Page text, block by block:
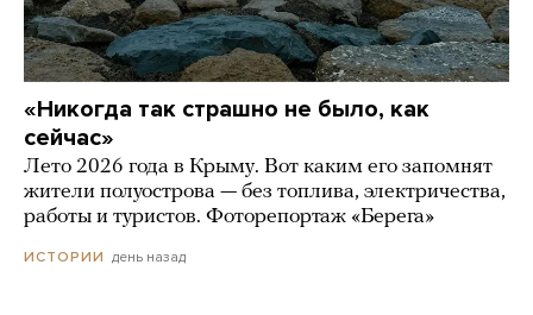
«Никогда так страшно не было, как
сейчас»
Лето 2026 года в Крыму. Вот каким его запомнят
жители полуострова — без топлива, электричества,
работы и туристов. Фоторепортаж «Берега»
ИСТОРИИ день назад